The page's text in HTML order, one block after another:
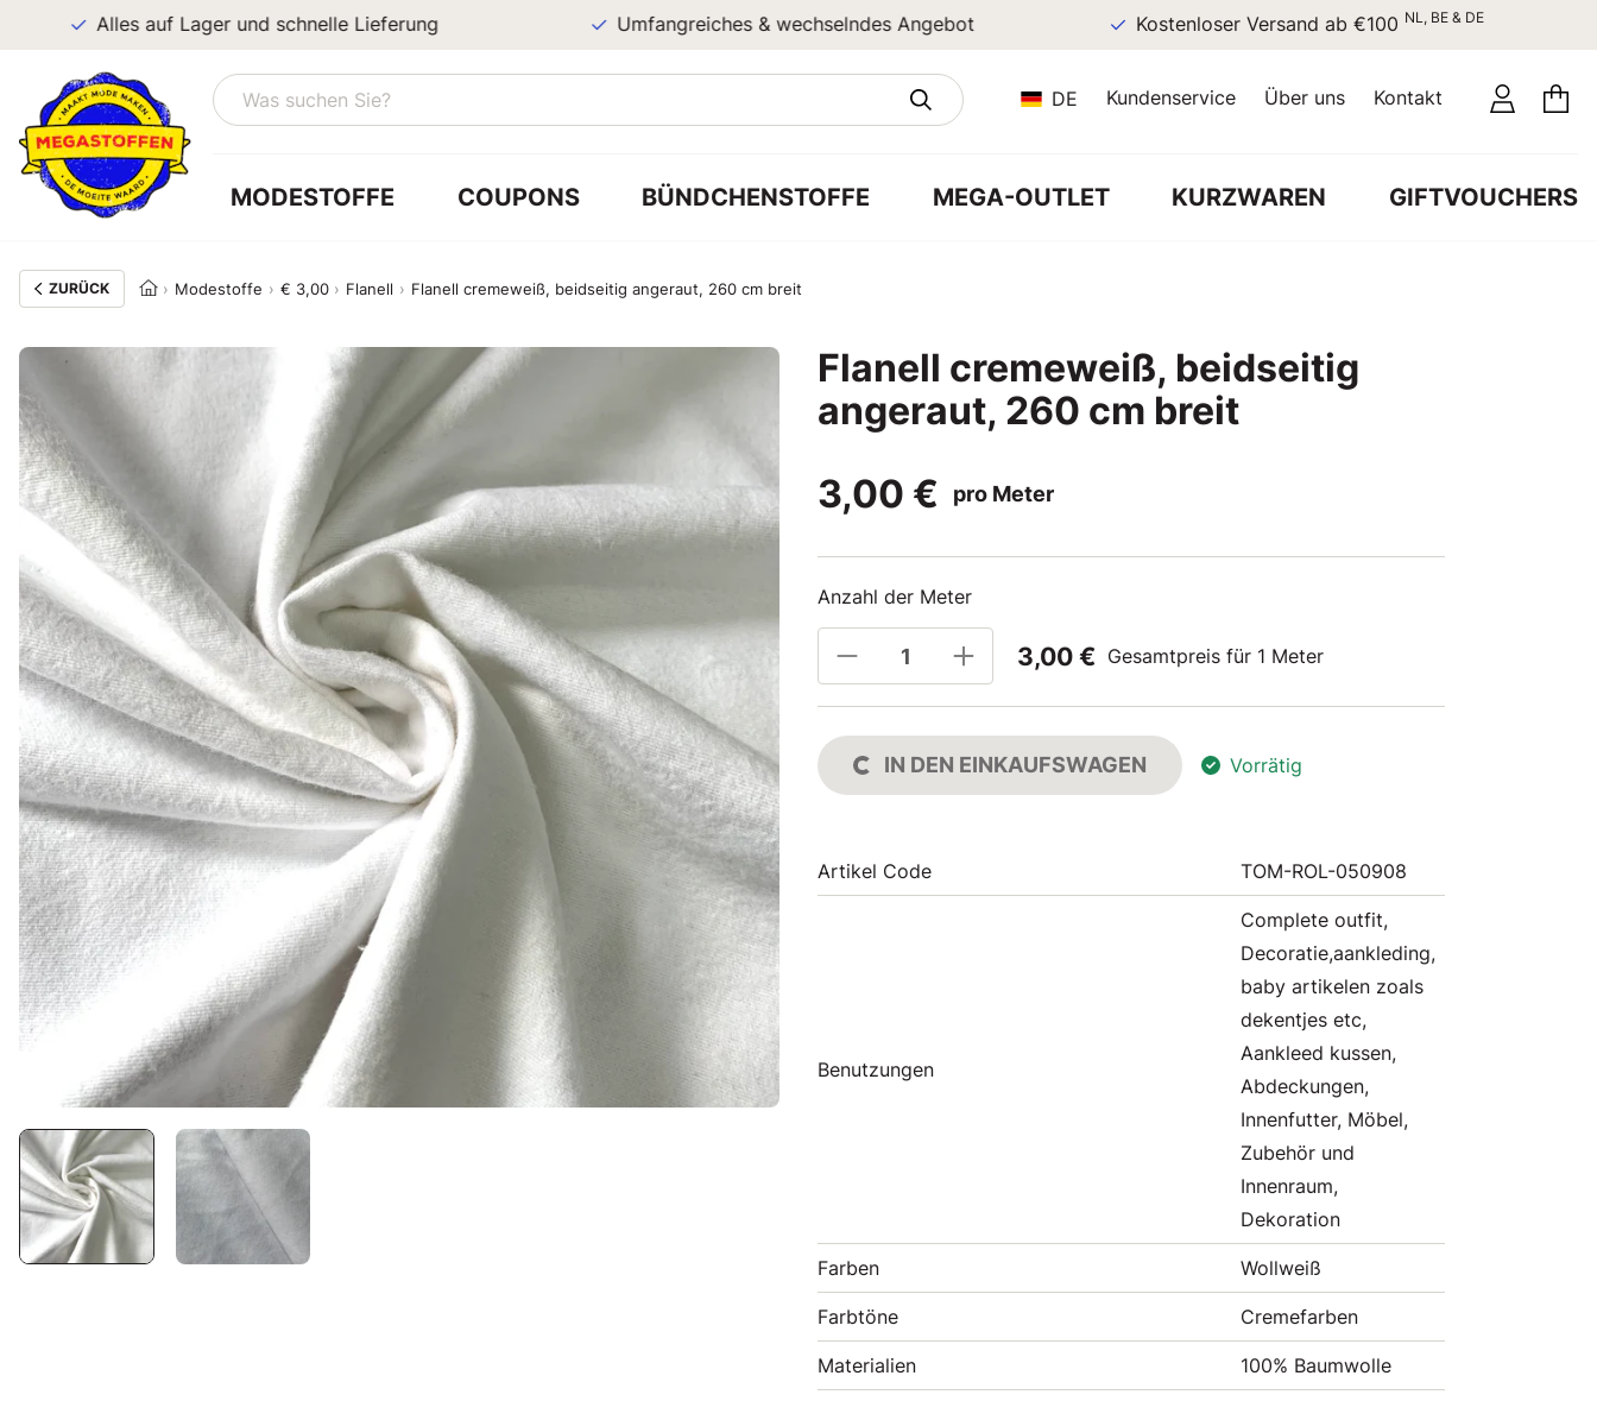
Alles auf Lager und schnelle Lieferung Umfangreiches & wechselndes Angebot Kostenloser Versand ab €100NL, BE & DE
DE Kundenservice Über uns Kontakt
MODESTOFFE COUPONS BÜNDCHENSTOFFE MEGA-OUTLET KURZWAREN GIFTVOUCHERS
ZURÜCK Modestoffe € 3,00 Flanell Flanell cremeweiß, beidseitig angeraut, 260 cm breit
Flanell cremeweiß, beidseitig
angeraut, 260 cm breit
3,00 €
pro Meter
Anzahl der Meter
3,00 € Gesamtpreis für 1 Meter
IN DEN EINKAUFSWAGEN Vorrätig
Artikel Code TOM-ROL-050908
Benutzungen
Complete outfit,
Decoratie,aankleding,
baby artikelen zoals
dekentjes etc,
Aankleed kussen,
Abdeckungen,
Innenfutter, Möbel,
Zubehör und
Innenraum,
Dekoration
Farben Wollweiß
Farbtöne Cremefarben
Materialien 100% Baumwolle